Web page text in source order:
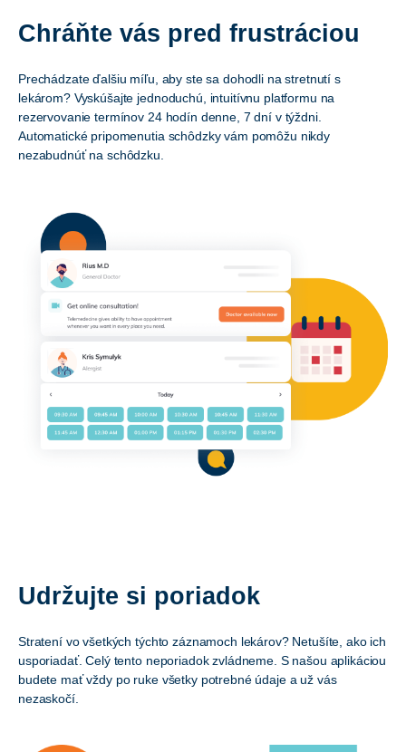
Chráňte vás pred frustráciou
Prechádzate ďalšiu míľu, aby ste sa dohodli na stretnutí s
lekárom? Vyskúšajte jednoduchú, intuitívnu platformu na
rezervovanie termínov 24 hodín denne, 7 dní v týždni.
Automatické pripomenutia schôdzky vám pomôžu nikdy
nezabudnúť na schôdzku.
Udržujte si poriadok
Stratení vo všetkých týchto záznamoch lekárov? Netušíte, ako ich
usporiadať. Celý tento neporiadok zvládneme. S našou aplikáciou
budete mať vždy po ruke všetky potrebné údaje a už vás
nezaskočí.